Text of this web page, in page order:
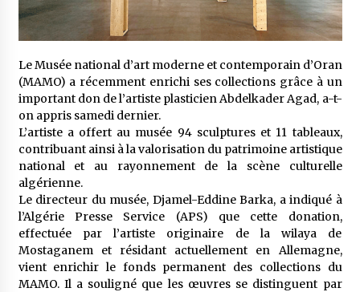
En service à partir du 1er août prochain :
Lancement de la plateforme numérique dédiée
2 semaines ago
Affaires religieuses : Ouverture des
candidatures au concours du Prix national du
meilleur prêche du vendredi
2 semaines ago
retraite : Coup d’envoi d’une campagne de
sensibilisation au profit de la communauté
nationale à l’étranger
2 semaines ago
Lancement d’une campagne nationale de
sensibilisation sur la lutte contre le travail
informel
Le Musée national d’art moderne et contemporain d’Oran
(MAMO) a récemment enrichi ses collections grâce à un
important don de l’artiste plasticien Abdelkader Agad, a-t-
on appris samedi dernier.
L’artiste a offert au musée 94 sculptures et 11 tableaux,
contribuant ainsi à la valorisation du patrimoine artistique
national et au rayonnement de la scène culturelle
algérienne.
Le directeur du musée, Djamel-Eddine Barka, a indiqué à
l’Algérie Presse Service (APS) que cette donation,
effectuée par l’artiste originaire de la wilaya de
Mostaganem et résidant actuellement en Allemagne,
vient enrichir le fonds permanent des collections du
MAMO. Il a souligné que les œuvres se distinguent par